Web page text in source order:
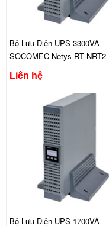
Bộ Lưu Điện UPS 3300VA
SOCOMEC Netys RT NRT2-
U3300
Liên hệ
Bộ Lưu Điện UPS 1700VA